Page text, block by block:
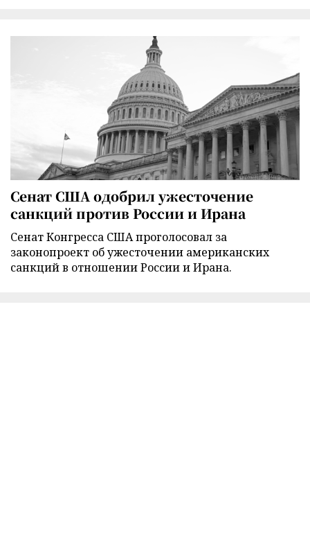
Сенат США одобрил ужесточение
санкций против России и Ирана
Сенат Конгресса США проголосовал за
законопроект об ужесточении американских
санкций в отношении России и Ирана.